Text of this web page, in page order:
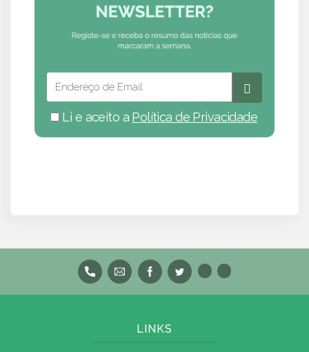
Li e aceito a Política de Privacidade
LINKS